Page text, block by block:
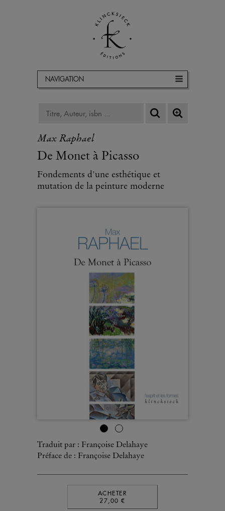
NAVIGATION
Max Raphael
De Monet à Picasso
Fondements d'une esthétique et
mutation de la peinture moderne
Traduit par : Françoise Delahaye
Préface de : Françoise Delahaye
ACHETER
27,00 €